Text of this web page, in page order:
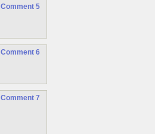
Comment 5
Comment 6
Comment 7